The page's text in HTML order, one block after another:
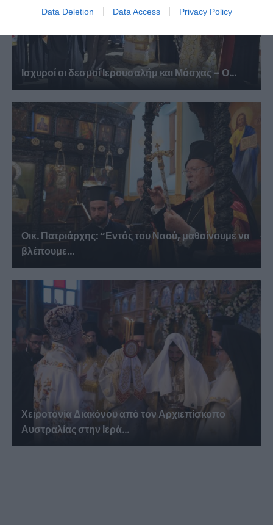
Data Deletion Data Access Privacy Policy
Ισχυροί οι δεσμοί Ιερουσαλήμ και Μόσχας – Ο...
Οικ. Πατριάρχης: “Εντός του Ναού, μαθαίνουμε να
βλέπουμε...
Χειροτονία Διακόνου από τον Αρχιεπίσκοπο
Αυστραλίας στην Ιερά...